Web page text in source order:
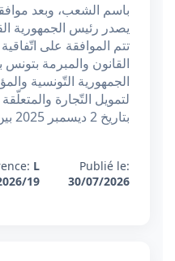
باسم الشعب، وبعد
يصدر رئيس الجمهورية
تتم الموافقة على
الجمهورية التّونسية
لتمويل التّجارة
بتاريخ 2 ديسمبر 2025 بين المجمع الكيميائي التّ
Publié le:
30/07/2026
L
19